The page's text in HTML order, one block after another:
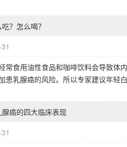
？怎么喝？
常食用油性食品和咖啡饮料会导致体
患乳腺癌的风险。所以专家建议年轻
癌的四大临床表现